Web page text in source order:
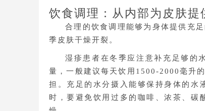
饮食调理：从内部为皮肤提
合理的饮食调理能够为身体提供充
季皮肤干燥开裂。
湿疹患者在冬季应注意补充足够的
量，一般建议每天饮用1500-2000毫升
担。充足的水分摄入能够保持身体的水
时，要避免饮用过多的咖啡、浓茶、碳